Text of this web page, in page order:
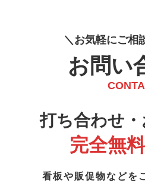
お気軽にご相
お問い
打ち合わせ
完全無料
看板や販促物などを